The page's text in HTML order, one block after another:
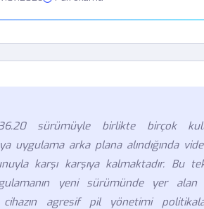
sürümüyle birlikte birçok
uygulama arka plana alındığında
karşı karşıya kalmaktadır. Bu
yeni sürümünde yer alan
cihazın agresif pil yönetimi